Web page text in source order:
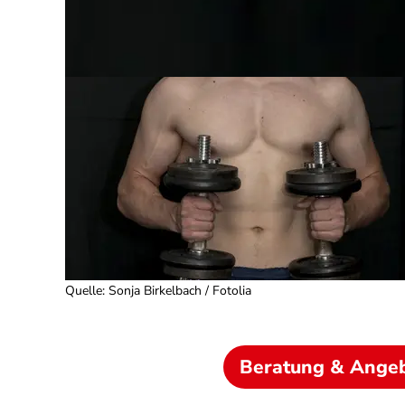
Quelle: Sonja Birkelbach / Fotolia
Beratung &